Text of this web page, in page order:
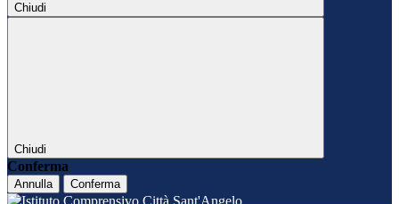
Chiudi
Chiudi
Conferma
Annulla Conferma